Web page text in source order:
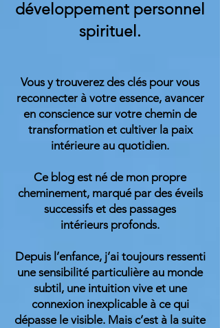
développement personnel
spirituel.
Vous y trouverez des clés pour vous
reconnecter à votre essence, avancer
en conscience sur votre chemin de
transformation et cultiver la paix
intérieure au quotidien.
Ce blog est né de mon propre
cheminement, marqué par des éveils
successifs et des passages
intérieurs profonds.
Depuis l’enfance, j’ai toujours ressenti
une sensibilité particulière au monde
subtil, une intuition vive et une
connexion inexplicable à ce qui
dépasse le visible. Mais c’est à la suite